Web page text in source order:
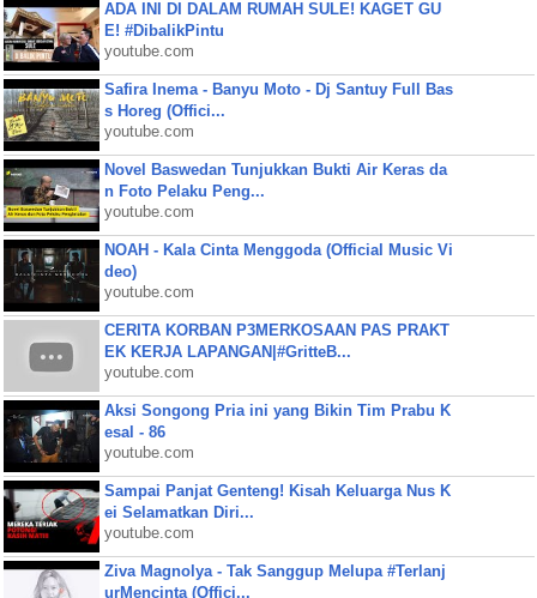
ADA INI DI DALAM RUMAH SULE! KAGET GU
E! #DibalikPintu
youtube.com
Safira Inema - Banyu Moto - Dj Santuy Full Bas
s Horeg (Offici...
youtube.com
Novel Baswedan Tunjukkan Bukti Air Keras da
n Foto Pelaku Peng...
youtube.com
NOAH - Kala Cinta Menggoda (Official Music Vi
deo)
youtube.com
CERITA KORBAN P3MERKOSAAN PAS PRAKT
EK KERJA LAPANGAN|#GritteB...
youtube.com
Aksi Songong Pria ini yang Bikin Tim Prabu K
esal - 86
youtube.com
Sampai Panjat Genteng! Kisah Keluarga Nus K
ei Selamatkan Diri...
youtube.com
Ziva Magnolya - Tak Sanggup Melupa #Terlanj
urMencinta (Offici...